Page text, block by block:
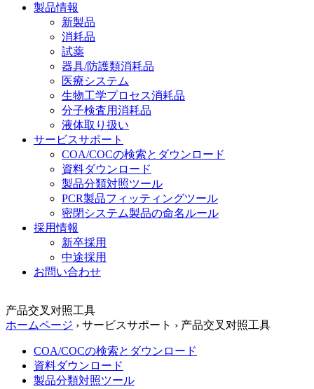
製品情報
新製品
消耗品
試薬
器具/防護類消耗品
医療システム
生物工学プロセス消耗品
分子検査用消耗品
液体取り扱い
サービスサポート
COA/COCの検索とダウンロード
資料ダウンロード
製品分類対照ツール
PCR製品フィッティングツール
密閉システム製品の命名ルール
採用情報
新卒採用
中途採用
お問い合わせ
产品交叉对照工具
ホームページ › サービスサポート › 产品交叉对照工具
COA/COCの検索とダウンロード
資料ダウンロード
製品分類対照ツール